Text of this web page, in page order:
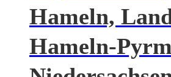
Hameln,
Hameln-